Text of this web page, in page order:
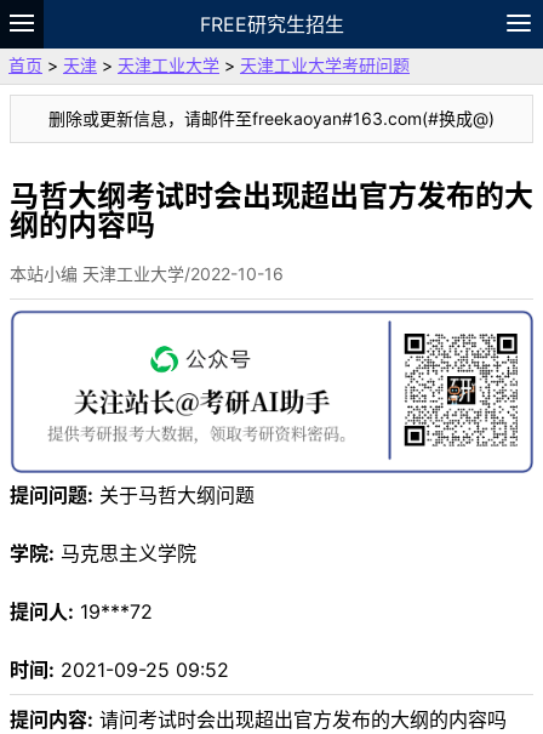
FREE研究生招生
题库
故事 专题 APP 笔记
论坛
VIP
资料
首页 > 天津 > 天津工业大学 > 天津工业大学考研问题
删除或更新信息，请邮件至freekaoyan#163.com(#换成@)
马哲大纲考试时会出现超出官方发布的大
纲的内容吗
本站小编 天津工业大学/2022-10-16
提问问题: 关于马哲大纲问题
学院: 马克思主义学院
提问人: 19***72
时间: 2021-09-25 09:52
提问内容: 请问考试时会出现超出官方发布的大纲的内容吗